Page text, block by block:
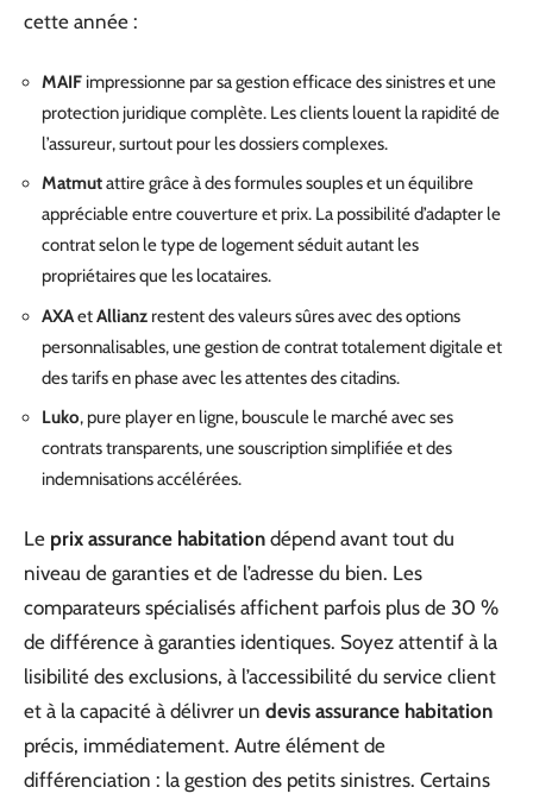
cette année :
MAIF impressionne par sa gestion efficace des sinistres et une
protection juridique complète. Les clients louent la rapidité de
l’assureur, surtout pour les dossiers complexes.
Matmutattire grâce à des formules souples et un équilibre
appréciable entre couverture et prix. La possibilité d’adapter le
contrat selon le type de logement séduit autant les
propriétaires que les locataires.
AXAetAllianz restent des valeurs sûres avec des options
personnalisables, une gestion de contrat totalement digitale et
des tarifs en phase avec les attentes des citadins.
Luko, pure player en ligne, bouscule le marché avec ses
contrats transparents, une souscription simplifiée et des
indemnisations accélérées.
Le prix assurance habitation dépend avant tout du
niveau de garanties et de l’adresse du bien. Les
comparateurs spécialisés affichent parfois plus de 30 %
de différence à garanties identiques. Soyez attentif à la
lisibilité des exclusions, à l’accessibilité du service client
et à la capacité à délivrer un devis assurance habitation
précis, immédiatement. Autre élément de
différenciation : la gestion des petits sinistres. Certains